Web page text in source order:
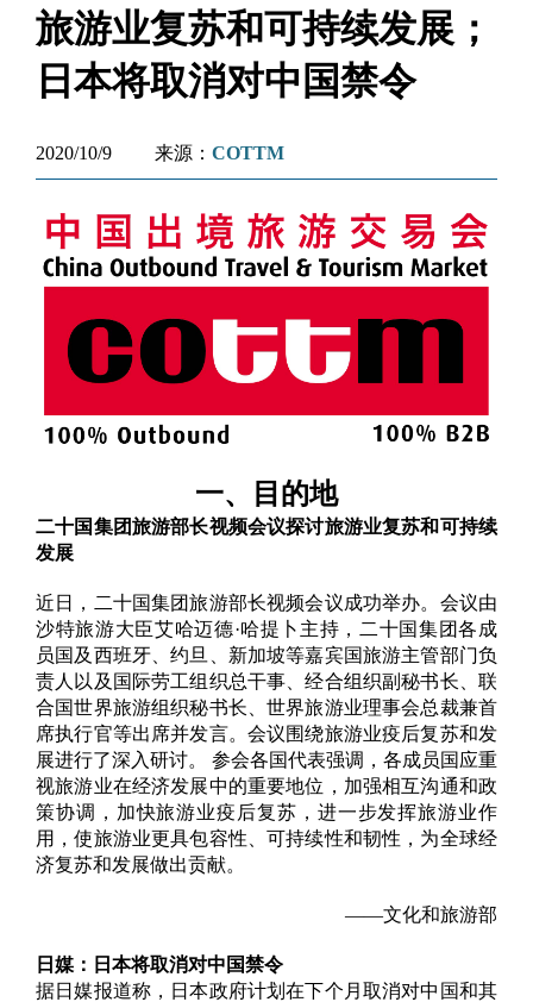
旅游业复苏和可持续发展；
日本将取消对中国禁令
2020/10/9 来源： COTTM
一、 目的地
二十国集团旅游部长视频会议探讨旅游业复苏和可持续
发展
近日，二十国集团旅游部长视频会议成功举办。会议由
沙特旅游大臣艾哈迈德·哈提卜主持，二十国集团各成
员国及西班牙、约旦、新加坡等嘉宾国旅游主管部门负
责人以及国际劳工组织总干事、经合组织副秘书长、联
合国世界旅游组织秘书长、世界旅游业理事会总裁兼首
席执行官等出席并发言。会议围绕旅游业疫后复苏和发
展进行了深入研讨。 参会各国代表强调，各成员国应重
视旅游业在经济发展中的重要地位，加强相互沟通和政
策协调，加快旅游业疫后复苏，进一步发挥旅游业作
用，使旅游业更具包容性、可持续性和韧性，为全球经
济复苏和发展做出贡献。
——文化和旅游部
日媒：日本将取消对中国禁令
据日媒报道称，日本政府计划在下个月取消对中国和其